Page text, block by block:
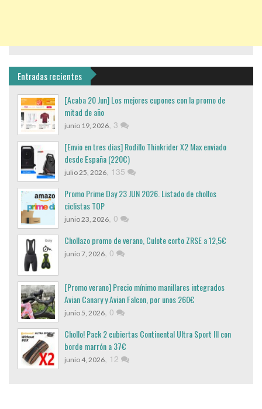
Entradas recientes
[Acaba 20 Jun] Los mejores cupones con la promo de
mitad de año
junio 19, 2026, 3
[Envio en tres dias] Rodillo Thinkrider X2 Max enviado
desde España (220€)
julio 25, 2026, 135
Promo Prime Day 23 JUN 2026. Listado de chollos
ciclistas TOP
junio 23, 2026, 0
Chollazo promo de verano, Culote corto ZRSE a 12,5€
junio 7, 2026, 0
[Promo verano] Precio mínimo manillares integrados
Avian Canary y Avian Falcon, por unos 260€
junio 5, 2026, 0
Chollo! Pack 2 cubiertas Continental Ultra Sport III con
borde marrón a 37€
junio 4, 2026, 12